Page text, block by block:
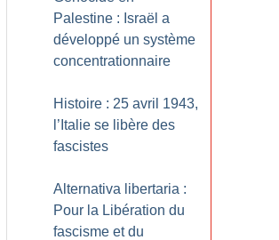
Palestine : Israël a
développé un système
concentrationnaire
Histoire : 25 avril 1943,
l’Italie se libère des
fascistes
Alternativa libertaria :
Pour la Libération du
fascisme et du